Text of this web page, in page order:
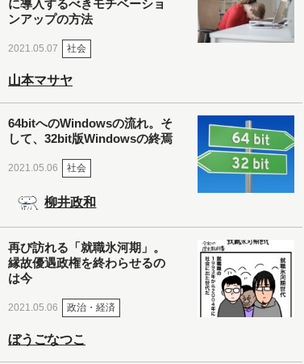
に導入するべきモチベーショ
ンアップの方法
2021.05.07 社会
山本マサヤ
64bitへのWindowsの流れ。そ
して、32bit版Windowsの終焉
2021.05.06 社会
柳井政和
再び訪れる「就職氷河期」。
縁故優遇政権を終わらせるの
は今
2021.05.06 政治・経済
ぼうごなつこ